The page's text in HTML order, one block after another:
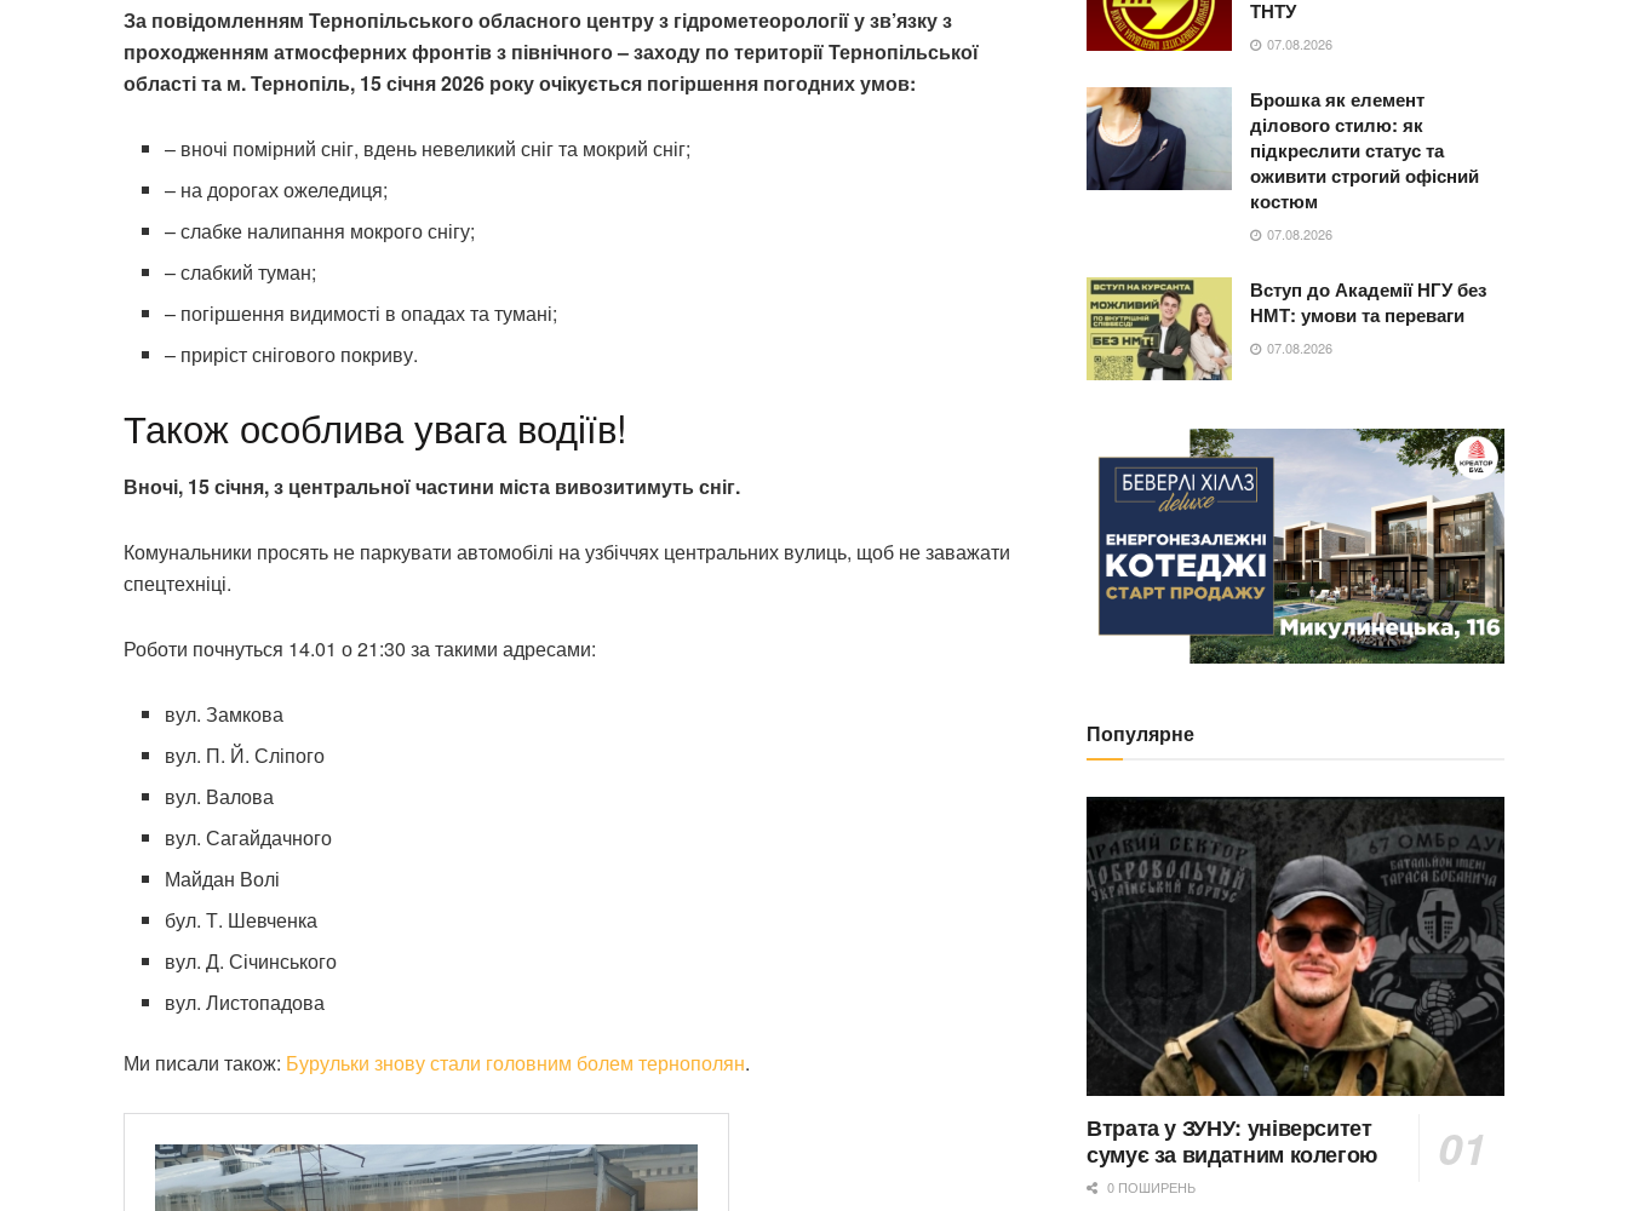
За повідомленням Тернопільського обласного центру з гідрометеорології у зв’язку з
проходженням атмосферних фронтів з північного – заходу по території Тернопільської
області та м. Тернопіль, 15 січня 2026 року очікується погіршення погодних умов:
– вночі помірний сніг, вдень невеликий сніг та мокрий сніг;
– на дорогах ожеледиця;
– слабке налипання мокрого снігу;
– слабкий туман;
– погіршення видимості в опадах та тумані;
– приріст снігового покриву.
Також особлива увага водіїв!
Вночі, 15 січня, з центральної частини міста вивозитимуть сніг.
Комунальники просять не паркувати автомобілі на узбіччях центральних вулиць, щоб не заважати
спецтехніці.
Роботи почнуться 14.01 о 21:30 за такими адресами:
вул. Замкова
вул. П. Й. Сліпого
вул. Валова
вул. Сагайдачного
Майдан Волі
бул. Т. Шевченка
вул. Д. Січинського
вул. Листопадова
Ми писали також: Бурульки знову стали головним болем тернополян.
ТНТУ
07.08.2026
Брошка як елемент
ділового стилю: як
підкреслити статус та
оживити строгий офісний
костюм
07.08.2026
Вступ до Академії НГУ без
НМТ: умови та переваги
07.08.2026
Популярне
Втрата у ЗУНУ: університет
сумує за видатним колегою
0 ПОШИРЕНЬ